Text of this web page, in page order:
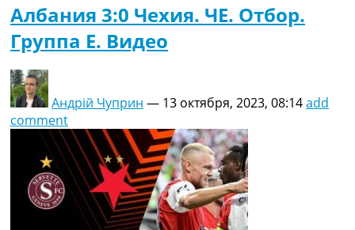
Албания 3:0 Чехия. ЧЕ. Отбор.
Группа E. Видео
Андрій Чуприн — 13 октября, 2023, 08:14add
comment